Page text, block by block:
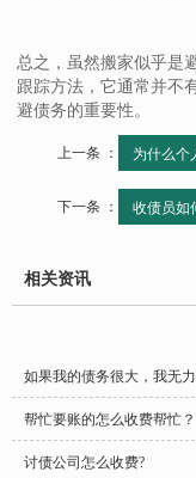
总之，虽然搬家似乎是
跟踪方法，它通常并不
避债务的重要性。
上一条 ：
下一条 ： 收债员如
相关资讯
如果我的债务很大，我无
帮忙要账的怎么收费帮忙？
讨债公司怎么收费?